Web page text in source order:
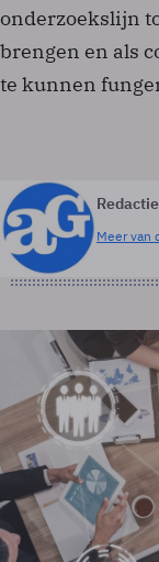
onderzoekslijn
brengen en als
te kunnen
Meer van